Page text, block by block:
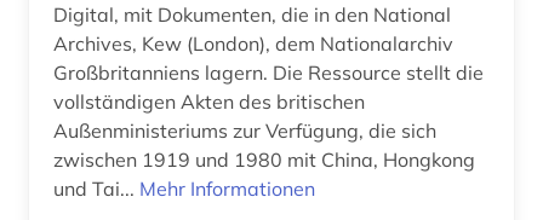
darstellende kunst (1)
datensammlung (1)
datenspeicherung (1)
ddr (1)
Digital, mit Dokumenten, die in den National
Archives, Kew (London), dem Nationalarchiv
Großbritanniens lagern. Die Ressource stellt die
vollständigen Akten des britischen
Außenministeriums zur Verfügung, die sich
zwischen 1919 und 1980 mit China, Hongkong
und Tai... Mehr Informationen